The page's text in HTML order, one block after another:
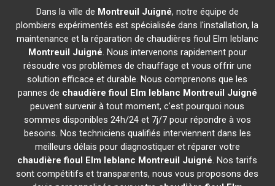
Dans la ville de Montreuil Juigné, notre équipe de
plombiers expérimentés est spécialisée dans l'installation, la
maintenance et la réparation de chaudières fioul Elm leblanc
Montreuil Juigné. Nous intervenons rapidement pour
résoudre vos problèmes de chauffage et vous offrir une
solution efficace et durable. Nous comprenons que les
pannes de chaudière fioul Elm leblanc Montreuil Juigné
peuvent survenir à tout moment, c'est pourquoi nous
sommes disponibles 24h/24 et 7j/7 pour répondre à vos
besoins. Nos techniciens qualifiés interviennent dans les
meilleurs délais pour diagnostiquer et réparer votre
chaudière fioul Elm leblanc Montreuil Juigné. Nos tarifs
sont compétitifs et transparents, nous vous proposons des